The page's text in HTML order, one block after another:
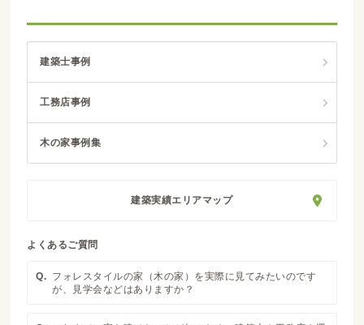
建築士事例
工務店事例
木の家事例集
建築実績エリアマップ
よくあるご質問
Q. フォレスタイルの家（木の家）を実際に見てみたいのです
が、見学会などはありますか？